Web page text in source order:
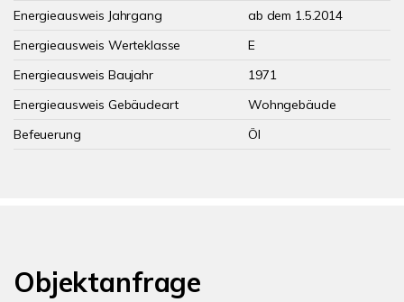
Energieausweis Jahrgang
ab dem 1.5.2014
Energieausweis Werteklasse
E
Energieausweis Baujahr
1971
Energieausweis Gebäudeart
Wohngebäude
Befeuerung
Öl
Objektanfrage